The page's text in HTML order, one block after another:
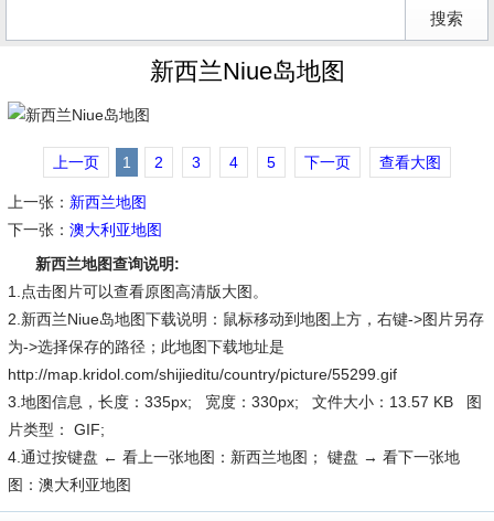
新西兰Niue岛地图
上一页 1 2 3 4 5 下一页 查看大图
上一张： 新西兰地图
下一张： 澳大利亚地图
新西兰地图查询说明:
1.点击图片可以查看原图高清版大图。
2.新西兰Niue岛地图下载说明：鼠标移动到地图上方，右键->图片另存
为->选择保存的路径；此地图下载地址是
http://map.kridol.com/shijieditu/country/picture/55299.gif
3.地图信息，长度：335px; 宽度：330px; 文件大小：13.57 KB 图
片类型： GIF;
4.通过按键盘 ← 看上一张地图：新西兰地图； 键盘 → 看下一张地
图：澳大利亚地图